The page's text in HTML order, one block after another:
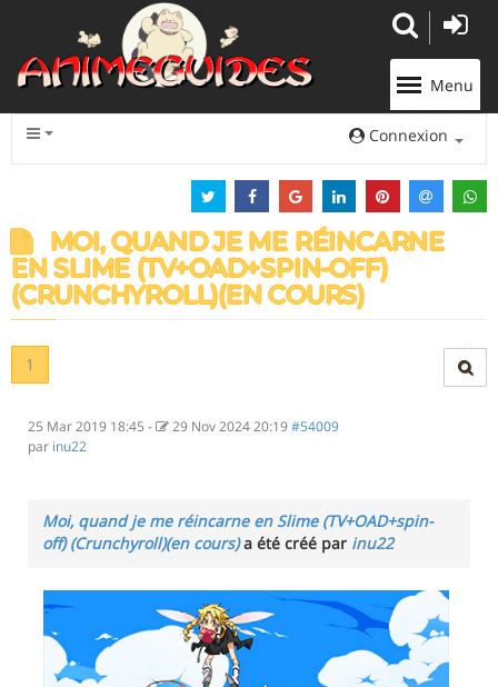
Menu
Connexion
MOI, QUAND JE ME RÉINCARNE
EN SLIME (TV+OAD+SPIN-OFF)
(CRUNCHYROLL)(EN COURS)
1
25 Mar 2019 18:45 - 29 Nov 2024 20:19#54009
par inu22
Moi, quand je me réincarne en Slime (TV+OAD+spin-
off) (Crunchyroll)(en cours)a été créé par inu22
Panneau de gestion des cookies